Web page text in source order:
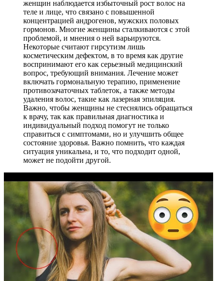
женщин наблюдается избыточный рост волос на
теле и лице, что связано с повышенной
концентрацией андрогенов, мужских половых
гормонов. Многие женщины сталкиваются с этой
проблемой, и мнения о ней варьируются.
Некоторые считают гирсутизм лишь
косметическим дефектом, в то время как другие
воспринимают его как серьезный медицинский
вопрос, требующий внимания. Лечение может
включать гормональную терапию, применение
противозачаточных таблеток, а также методы
удаления волос, такие как лазерная эпиляция.
Важно, чтобы женщины не стеснялись обращаться
к врачу, так как правильная диагностика и
индивидуальный подход помогут не только
справиться с симптомами, но и улучшить общее
состояние здоровья. Важно помнить, что каждая
ситуация уникальна, и то, что подходит одной,
может не подойти другой.